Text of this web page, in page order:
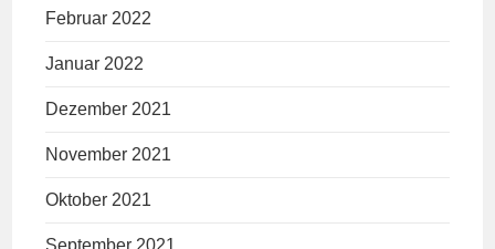
Februar 2022
Januar 2022
Dezember 2021
November 2021
Oktober 2021